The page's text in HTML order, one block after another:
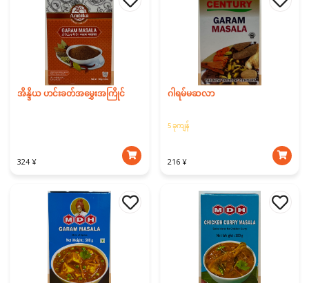
အိန္ဒိယ ဟင်းခတ်အမွှေးအကြိုင်
324 ¥
ဂါရမ်မဆလာ
5 ခုကျန်
216 ¥